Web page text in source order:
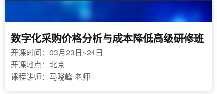
数字化采购价格分析与成本降低高级研修班
开课时间：03月23日~24日
开课地点：北京
课程讲师：马晓峰 老师